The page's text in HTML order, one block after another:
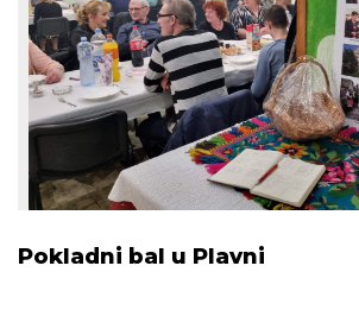
Pokladni bal u Plavni